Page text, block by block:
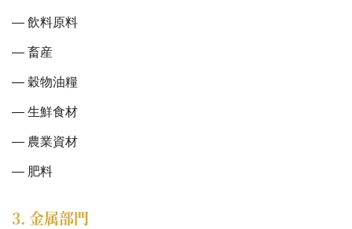
飲料原料
畜産
穀物油糧
生鮮食材
農業資材
肥料
3. 金属部門